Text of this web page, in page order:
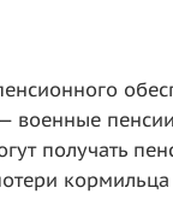
военные
получать
кормильца